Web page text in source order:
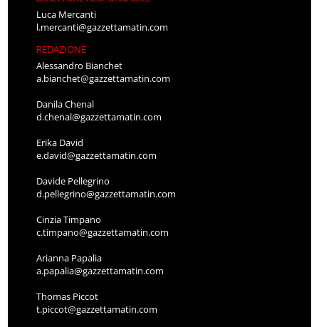
Luca Mercanti
l.mercanti@gazzettamatin.com
REDAZIONE
Alessandro Bianchet
a.bianchet@gazzettamatin.com
Danila Chenal
d.chenal@gazzettamatin.com
Erika David
e.david@gazzettamatin.com
Davide Pellegrino
d.pellegrino@gazzettamatin.com
Cinzia Timpano
c.timpano@gazzettamatin.com
Arianna Papalia
a.papalia@gazzettamatin.com
Thomas Piccot
t.piccot@gazzettamatin.com